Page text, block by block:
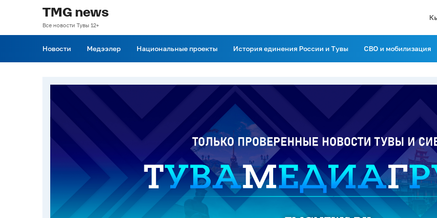
TMG news
Все новости Тувы 12+
Новости Медээлер Национальные проекты История единения России и Тувы СВО и мобилизация